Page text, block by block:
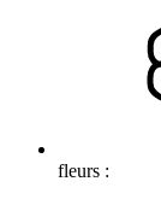
fleurs :